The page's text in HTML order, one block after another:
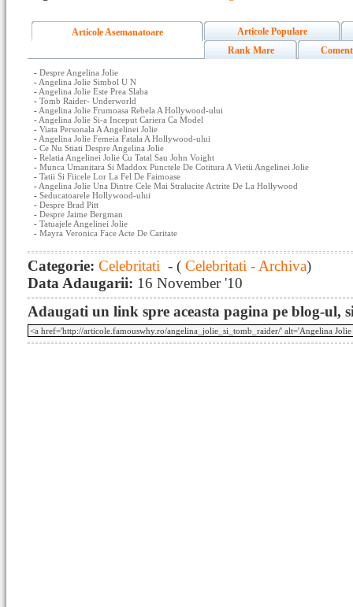
Articole Asemanatoare
Articole Populare
Rank Mare
- Despre Angelina Jolie
- Angelina Jolie Simbol U N
- Angelina Jolie Este Prea Slaba
- Tomb Raider- Underworld
- Angelina Jolie Frumoasa Rebela A Hollywood-ului
- Angelina Jolie Si-a Inceput Cariera Ca Model
- Viata Personala A Angelinei Jolie
- Angelina Jolie Femeia Fatala A Hollywood-ului
- Ce Nu Stiati Despre Angelina Jolie
- Relatia Angelinei Jolie Cu Tatal Sau John Voight
- Munca Umanitara Si Maddox Punctele De Cotitura A Vietii Angelinei Jolie
- Tatii Si Fiicele Lor La Fel De Faimoase
- Angelina Jolie Una Dintre Cele Mai Stralucite Actrite De La Hollywood
- Seducatoarele Hollywood-ului
- Despre Brad Pitt
- Despre Jaime Bergman
- Tatuajele Angelinei Jolie
- Mayra Veronica Face Acte De Caritate
Categorie: Celebritati - ( Celebritati - Archiva)
Data Adaugarii: 16 November '10
Adaugati un link spre aceasta pagina pe blog-ul,